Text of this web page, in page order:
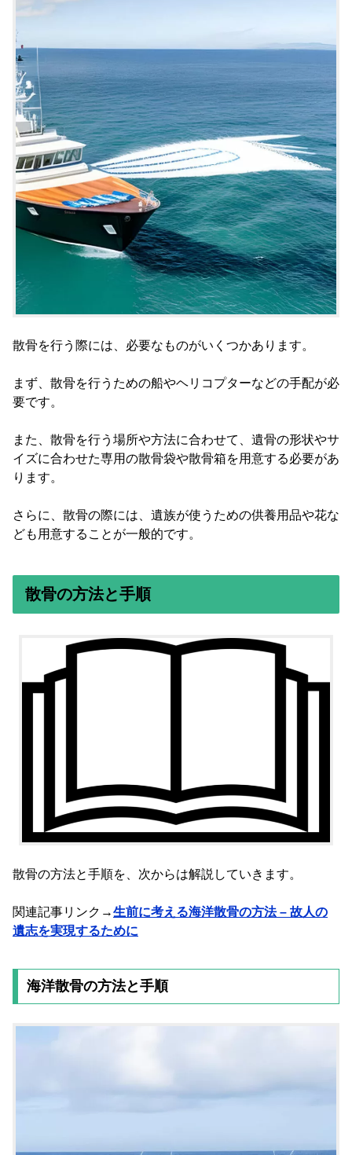
散骨を行う際には、必要なものがいくつかあります。
まず、散骨を行うための船やヘリコプターなどの手配が必
要です。
また、散骨を行う場所や方法に合わせて、遺骨の形状やサ
イズに合わせた専用の散骨袋や散骨箱を用意する必要があ
ります。
さらに、散骨の際には、遺族が使うための供養用品や花な
ども用意することが一般的です。
散骨の方法と手順
散骨の方法と手順を、次からは解説していきます。
関連記事リンク→生前に考える海洋散骨の方法 – 故人の
遺志を実現するために
海洋散骨の方法と手順